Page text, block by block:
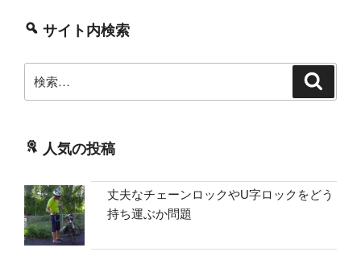
サイト内検索
索:
人気の投稿
丈夫なチェーンロックやU字ロックをどう
持ち運ぶか問題